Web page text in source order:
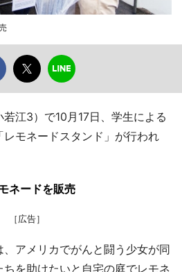
江3）で10月17日、学生による
モネードスタンド」が行われ
ネードを販売
［広告］
アメリカでがんと闘う少女が同
を助けたいと自宅の庭でレモネ